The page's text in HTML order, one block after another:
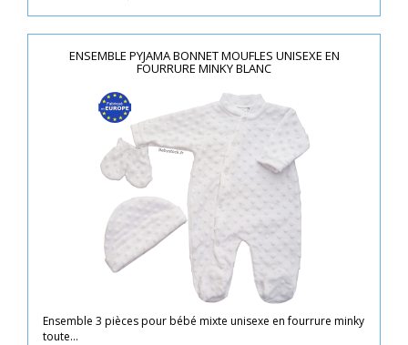
ENSEMBLE PYJAMA BONNET MOUFLES UNISEXE EN
FOURRURE MINKY BLANC
Ensemble 3 pièces pour bébé mixte unisexe en fourrure minky
toute...